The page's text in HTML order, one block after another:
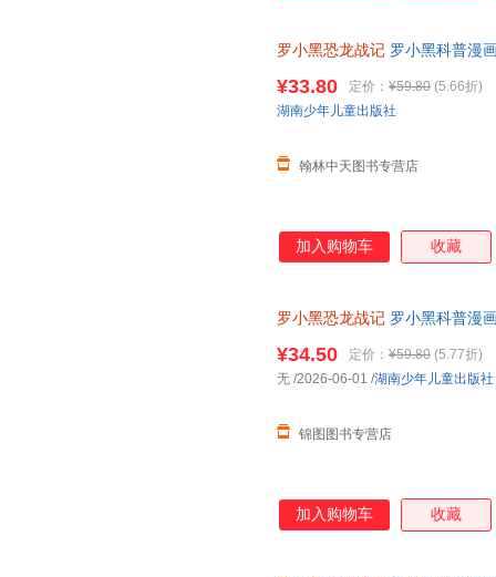
罗小黑恐龙战记 罗小黑科普漫
¥33.80 定价： ¥59.80 (5.66折)
翰林中天图书专营店
湖南少年儿童出版社
加入购物车 收藏
罗小黑恐龙战记 罗小黑科普漫
¥34.50 定价： ¥59.80 (5.77折)
锦图图书专营店
无 /2026-06-01 /湖南少年儿童出版社
加入购物车 收藏